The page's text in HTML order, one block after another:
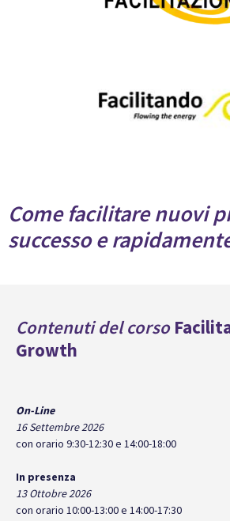
Come facilitare nuovi
successo e
Contenuti del corso
Growth
On-Line
16 Settembre 2026
con orario 9:30-12:30 e 14:00-18:00
In presenza
13 Ottobre 2026
con orario 10:00-13:00 e 14:00-17:30